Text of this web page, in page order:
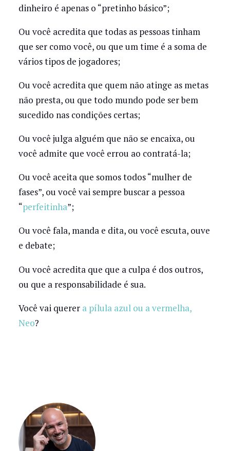
dinheiro é apenas o “pretinho básico”;
Ou você acredita que todas as pessoas tinham
que ser como você, ou que um time é a soma de
vários tipos de jogadores;
Ou você acredita que quem não atinge as metas
não presta, ou que todo mundo pode ser bem
sucedido nas condições certas;
Ou você julga alguém que não se encaixa, ou
você admite que você errou ao contratá-la;
Ou você aceita que somos todos “mulher de
fases”, ou você vai sempre buscar a pessoa
“perfeitinha”;
Ou você fala, manda e dita, ou você escuta, ouve
e debate;
Ou você acredita que que a culpa é dos outros,
ou que a responsabilidade é sua.
Você vai querer a pílula azul ou a vermelha,
Neo?